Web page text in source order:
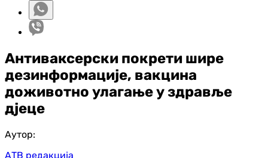
Антиваксерски покрети шире
дезинформације, вакцина
доживотно улагање у здравље
дјеце
Аутор:
АТВ редакција